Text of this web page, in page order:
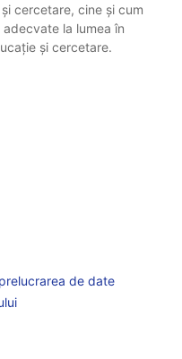
cercetare, cine și cum
la lumea în
și cercetare.
de date